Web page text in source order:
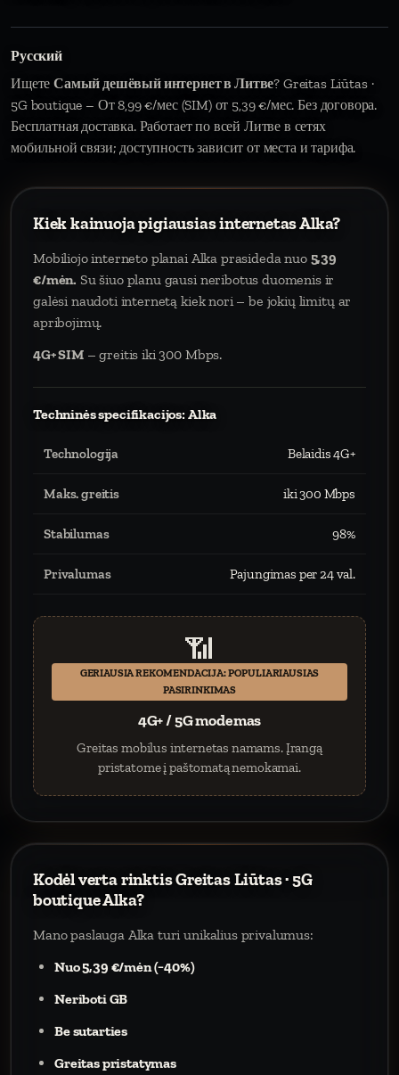
Русский
ИщетеСамый дешёвый интернет в Литве? Greitas Liūtas ·
5G boutique – От 8,99 €/мес (SIM) от 5,39 €/мес. Без договора.
Бесплатная доставка. Работает по всей Литве в сетях
мобильной связи; доступность зависит от места и тарифа.
Kiek kainuoja pigiausias internetas Alka?
Mobiliojo interneto planai Alka prasideda nuo 5,39
€/mėn. Su šiuo planu gausi neribotus duomenis ir
galėsi naudoti internetą kiek nori – be jokių limitų ar
apribojimų.
4G+ SIM– greitis iki 300 Mbps.
Techninės specifikacijos: Alka
Technologija Belaidis 4G+
Maks. greitis iki 300 Mbps
Stabilumas 98%
Privalumas Pajungimas per 24 val.
📶
GERIAUSIA REKOMENDACIJA: POPULIARIAUSIAS
PASIRINKIMAS
4G+ / 5G modemas
Greitas mobilus internetas namams. Įrangą
pristatome į paštomatą nemokamai.
Kodėl verta rinktis Greitas Liūtas · 5G
boutique Alka?
Mano paslauga Alka turi unikalius privalumus:
Nuo 5,39 €/mėn (−40%)
Neriboti GB
Be sutarties
Greitas pristatymas